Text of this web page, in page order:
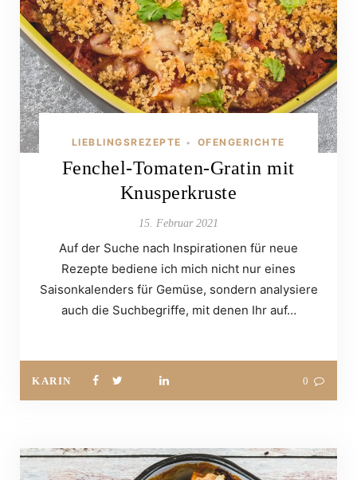
LIEBLINGSREZEPTE • OFENGERICHTE
Fenchel-Tomaten-Gratin mit
Knusperkruste
15. Februar 2021
Auf der Suche nach Inspirationen für neue
Rezepte bediene ich mich nicht nur eines
Saisonkalenders für Gemüse, sondern analysiere
auch die Suchbegriffe, mit denen Ihr auf…
KARIN 0